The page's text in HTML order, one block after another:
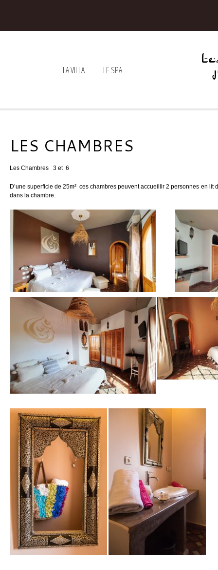
LA VILLA LE SPA
LES CHAMBRES
Les Chambres 3 et 6
D’une superficie de 25m² ces chambres peuvent accueillir 2 personnes en lit
dans la chambre.